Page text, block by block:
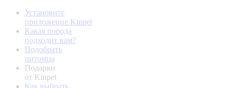
Установите
приложение Kinpet
Какая порода
подходит вам?
Подобрать
питомца
Подарки
от Kinpet
Как выбрать